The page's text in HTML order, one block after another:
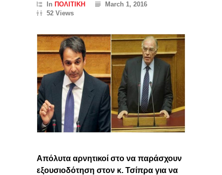
In ΠΟΛΙΤΙΚΗ
March 1, 2016
52 Views
Απόλυτα αρνητικοί στο να παράσχουν
εξουσιοδότηση στον κ. Τσίπρα για να